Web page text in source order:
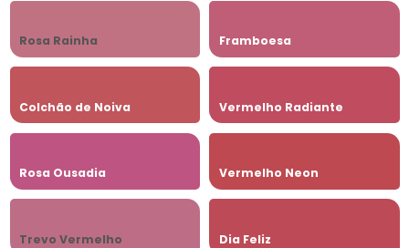
Rosa Rainha Framboesa
Colchão de Noiva Vermelho Radiante
Rosa Ousadia Vermelho Neon
Trevo Vermelho Dia Feliz